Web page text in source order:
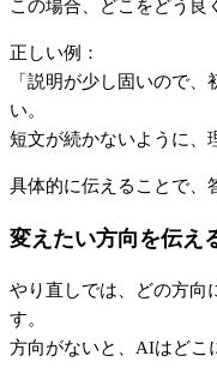
この場合、どこをどう良
正しい例：
「説明が少し固いので
い。
短文が続かないように、
具体的に伝えることで、
変えたい方向を伝え
やり直しでは、どの方向
す。
方向がないと、AIはどこ